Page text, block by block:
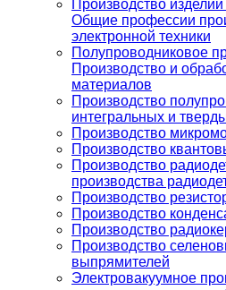
Производство
Общие профессии
электронной техники
Полупроводниковое
Производство и
материалов
Производство
интегральных и
Производство
Производство
Производство
производства
Производство
Производство
Производство
Производство
выпрямителей
Электровакуумное